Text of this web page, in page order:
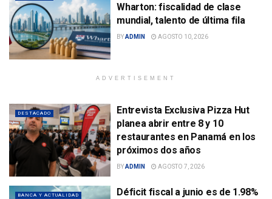
Wharton: fiscalidad de clase
mundial, talento de última fila
BYADMIN AGOSTO 10, 2026
ADVERTISEMENT
DESTACADO
Entrevista Exclusiva Pizza Hut
planea abrir entre 8 y 10
restaurantes en Panamá en los
próximos dos años
BYADMIN AGOSTO 7, 2026
BANCA Y ACTUALIDAD
Déficit fiscal a junio es de 1.98%